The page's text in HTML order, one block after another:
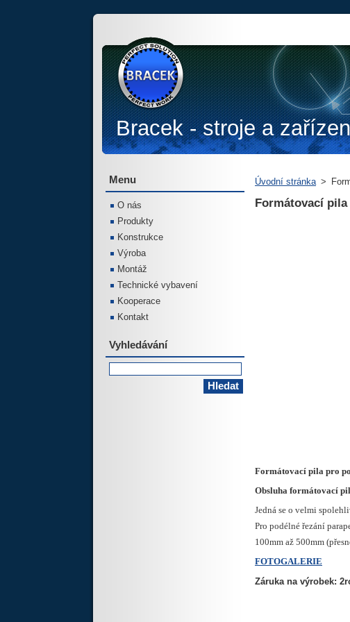
Bracek - stroje a
Úvodní stránka >
Formátovací pila
Formátovací pila pro
Obsluha formátovací
Jedná se o velmi
Pro podélné řezání
100mm až 500mm
FOTOGALERIE
Záruka na výrobek:
Menu
O nás
Produkty
Konstrukce
Výroba
Montáž
Technické vybavení
Kooperace
Kontakt
Vyhledávání